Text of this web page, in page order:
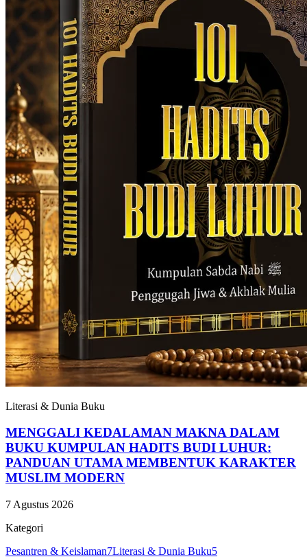
Literasi & Dunia Buku
MENGGALI KEDALAMAN MAKNA DALAM
BUKU KUMPULAN HADITS BUDI LUHUR:
PANDUAN UTAMA MEMBENTUK KARAKTER
MUSLIM MODERN
7 Agustus 2026
Kategori
Pesantren & Keislaman7Literasi & Dunia Buku5